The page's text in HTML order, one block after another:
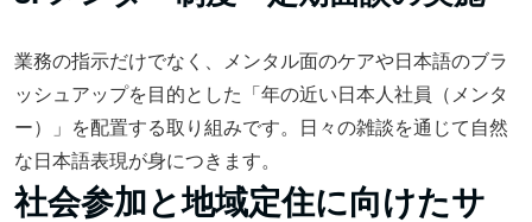
業務の指示だけでなく、メンタル面のケアや日本語のブラ
ッシュアップを目的とした「年の近い日本人社員（メンタ
ー）」を配置する取り組みです。日々の雑談を通じて自然
な日本語表現が身につきます。
社会参加と地域定住に向けたサ